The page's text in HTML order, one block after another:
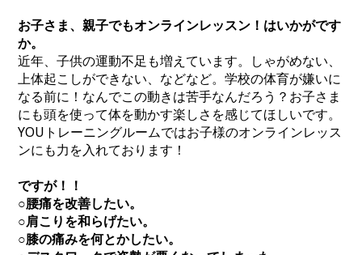
お子さま、親子でもオンラインレッスン！はいかがです
か。
近年、子供の運動不足も増えています。しゃがめない、
上体起こしができない、などなど。学校の体育が嫌いに
なる前に！なんでこの動きは苦手なんだろう？お子さま
にも頭を使って体を動かす楽しさを感じてほしいです。
YOUトレーニングルームではお子様のオンラインレッス
ンにも力を入れております！
ですが！！
○腰痛を改善したい。
○肩こりを和らげたい。
○膝の痛みを何とかしたい。